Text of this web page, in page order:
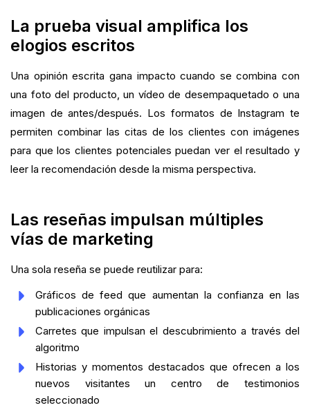
La prueba visual amplifica los
elogios escritos
Una opinión escrita gana impacto cuando se combina con
una foto del producto, un vídeo de desempaquetado o una
imagen de antes/después. Los formatos de Instagram te
permiten combinar las citas de los clientes con imágenes
para que los clientes potenciales puedan ver el resultado y
leer la recomendación desde la misma perspectiva.
Las reseñas impulsan múltiples
vías de marketing
Una sola reseña se puede reutilizar para:
Gráficos de feed que aumentan la confianza en las
publicaciones orgánicas
Carretes que impulsan el descubrimiento a través del
algoritmo
Historias y momentos destacados que ofrecen a los
nuevos visitantes un centro de testimonios
seleccionado